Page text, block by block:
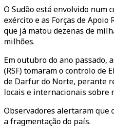
O Sudão está envolvido num
exército e as Forças de Apoio
que já matou dezenas de
milhões.
Em outubro do ano passado,
(RSF) tomaram o controlo de
de Darfur do Norte, perante
locais e internacionais sobre
Observadores alertaram que
a fragmentação do país.